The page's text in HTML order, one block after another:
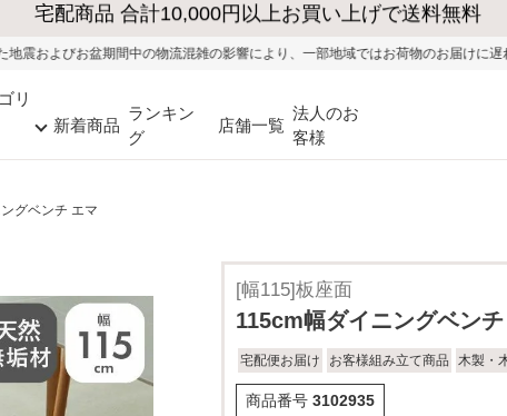
大型家具の送料・設置無料（※当社エリア）
雑の影響により、一部地域ではお荷物のお届けに遅れが生じる可能性がございま
リ
新着商品
ランキン
グ
店舗一覧
法人のお
客様
グベンチ エマ
[幅115]板座面
115cm幅ダイニングベン
宅配便お届け お客様組み立て商品 木製・
商品番号 3102935